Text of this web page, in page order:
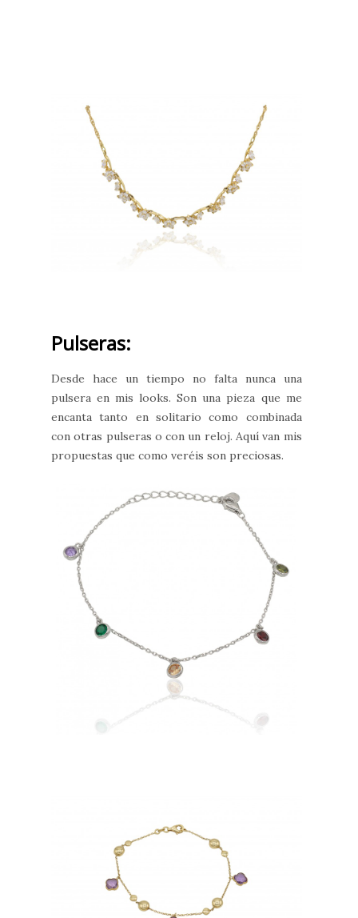
Pulseras:
Desde hace un tiempo no falta nunca una
pulsera en mis looks. Son una pieza que me
encanta tanto en solitario como combinada
con otras pulseras o con un reloj. Aquí van mis
propuestas que como veréis son preciosas.